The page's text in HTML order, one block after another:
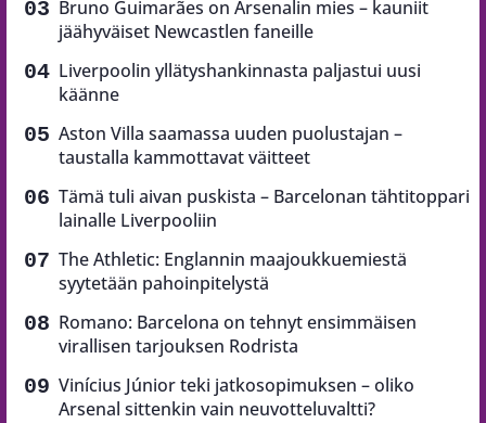
Bruno Guimarães on Arsenalin mies – kauniit
jäähyväiset Newcastlen faneille
Liverpoolin yllätyshankinnasta paljastui uusi
käänne
Aston Villa saamassa uuden puolustajan –
taustalla kammottavat väitteet
Tämä tuli aivan puskista – Barcelonan tähtitoppari
lainalle Liverpooliin
The Athletic: Englannin maajoukkuemiestä
syytetään pahoinpitelystä
Romano: Barcelona on tehnyt ensimmäisen
virallisen tarjouksen Rodrista
Vinícius Júnior teki jatkosopimuksen – oliko
Arsenal sittenkin vain neuvotteluvaltti?